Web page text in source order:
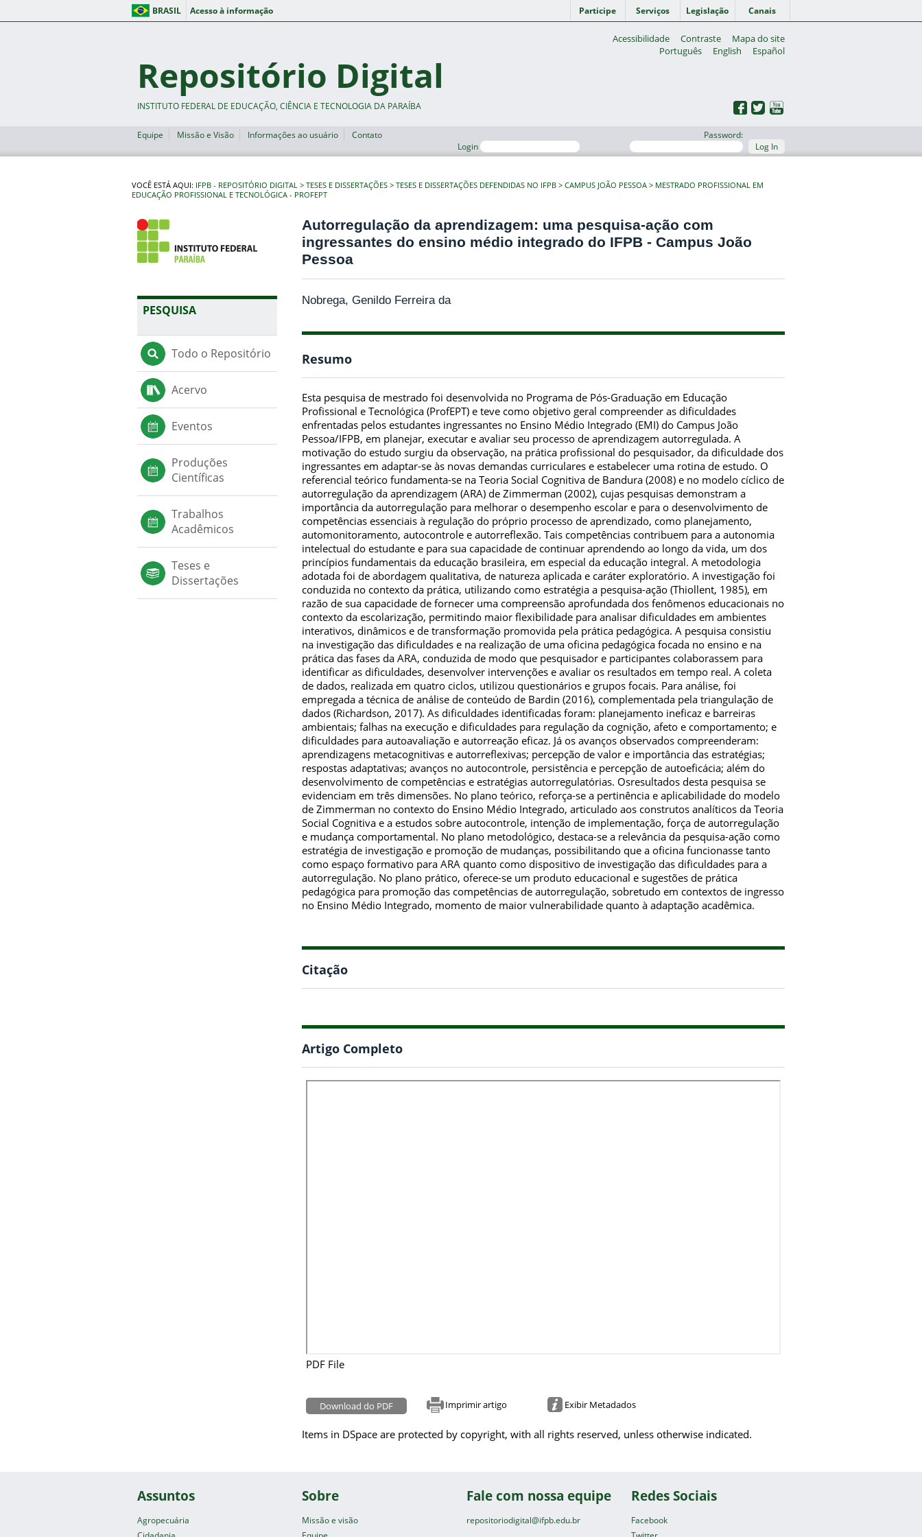
BRASIL Acesso à informação Participe Serviços Legislação Canais
Acessibilidade Contraste
Mapa do site
Português
English Español
Repositório Digital
INSTITUTO FEDERAL DE EDUCAÇÃO, CIÊNCIA E TECNOLOGIA DA PARAÍBA
Equipe Missão e Visão Informações ao usuário
Contato
Login
Password:
Log In
VOCÊ ESTÁ AQUI: IFPB - REPOSITÓRIO DIGITAL TESES E DISSERTAÇÕES TESES E DISSERTAÇÕES DEFENDIDAS NO IFPB CAMPUS JOÃO PESSOA
MESTRADO PROFISSIONAL EM
EDUCAÇÃO PROFISSIONAL E TECNOLÓGICA - PROFEPT
PESQUISA
Todo o Repositório
Acervo
Eventos
Produções
Científicas
Trabalhos
Acadêmicos
Teses e
Dissertações
Autorregulação da aprendizagem: uma pesquisa-ação com
ingressantes do ensino médio integrado do IFPB - Campus João
Pessoa
Nobrega, Genildo Ferreira da
Resumo
Esta pesquisa de mestrado foi desenvolvida no Programa de Pós-Graduação em Educação
Profissional e Tecnológica (ProfEPT) e teve como objetivo geral compreender as dificuldades
enfrentadas pelos estudantes ingressantes no Ensino Médio Integrado (EMI) do Campus João
Pessoa/IFPB, em planejar, executar e avaliar seu processo de aprendizagem autorregulada. A
motivação do estudo surgiu da observação, na prática profissional do pesquisador, da dificuldade dos
ingressantes em adaptar-se às novas demandas curriculares e estabelecer uma rotina de estudo. O
referencial teórico fundamenta-se na Teoria Social Cognitiva de Bandura (2008) e no modelo cíclico de
autorregulação da aprendizagem (ARA) de Zimmerman (2002), cujas pesquisas demonstram a
importância da autorregulação para melhorar o desempenho escolar e para o desenvolvimento de
competências essenciais à regulação do próprio processo de aprendizado, como planejamento,
automonitoramento, autocontrole e autorreflexão. Tais competências contribuem para a autonomia
intelectual do estudante e para sua capacidade de continuar aprendendo ao longo da vida, um dos
princípios fundamentais da educação brasileira, em especial da educação integral. A metodologia
adotada foi de abordagem qualitativa, de natureza aplicada e caráter exploratório. A investigação foi
conduzida no contexto da prática, utilizando como estratégia a pesquisa-ação (Thiollent, 1985), em
razão de sua capacidade de fornecer uma compreensão aprofundada dos fenômenos educacionais no
contexto da escolarização, permitindo maior flexibilidade para analisar dificuldades em ambientes
interativos, dinâmicos e de transformação promovida pela prática pedagógica. A pesquisa consistiu
na investigação das dificuldades e na realização de uma oficina pedagógica focada no ensino e na
prática das fases da ARA, conduzida de modo que pesquisador e participantes colaborassem para
identificar as dificuldades, desenvolver intervenções e avaliar os resultados em tempo real. A coleta
de dados, realizada em quatro ciclos, utilizou questionários e grupos focais. Para análise, foi
empregada a técnica de análise de conteúdo de Bardin (2016), complementada pela triangulação de
dados (Richardson, 2017). As dificuldades identificadas foram: planejamento ineficaz e barreiras
ambientais; falhas na execução e dificuldades para regulação da cognição, afeto e comportamento; e
dificuldades para autoavaliação e autorreação eficaz. Já os avanços observados compreenderam:
aprendizagens metacognitivas e autorreflexivas; percepção de valor e importância das estratégias;
respostas adaptativas; avanços no autocontrole, persistência e percepção de autoeficácia; além do
desenvolvimento de competências e estratégias autorregulatórias. Osresultados desta pesquisa se
evidenciam em três dimensões. No plano teórico, reforça-se a pertinência e aplicabilidade do modelo
de Zimmerman no contexto do Ensino Médio Integrado, articulado aos construtos analíticos da Teoria
Social Cognitiva e a estudos sobre autocontrole, intenção de implementação, força de autorregulação
e mudança comportamental. No plano metodológico, destaca-se a relevância da pesquisa-ação como
estratégia de investigação e promoção de mudanças, possibilitando que a oficina funcionasse tanto
como espaço formativo para ARA quanto como dispositivo de investigação das dificuldades para a
autorregulação. No plano prático, oferece-se um produto educacional e sugestões de prática
pedagógica para promoção das competências de autorregulação, sobretudo em contextos de ingresso
no Ensino Médio Integrado, momento de maior vulnerabilidade quanto à adaptação acadêmica.
Citação
Artigo Completo
PDF File
Download do PDF Imprimir artigo Exibir Metadados
Items in DSpace are protected by copyright, with all rights reserved, unless otherwise indicated.
Assuntos
Agropecuária
Sobre
Missão e visão
Fale com nossa equipe
repositoriodigital@ifpb.edu.br
Redes Sociais
Facebook